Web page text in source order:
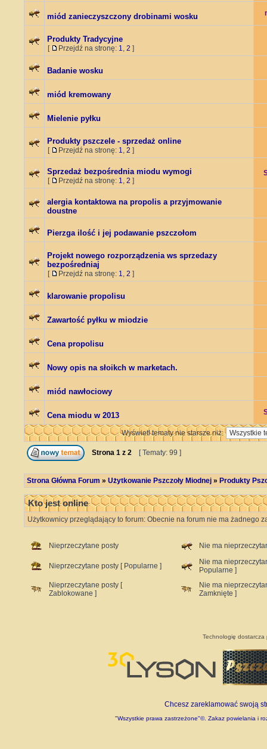
miód zanieczyszczony drobinami wosku
Produkty Tradycyjne
[ Przejdź na stronę: 1, 2 ]
Badanie wosku
miód kremowany
Mielenie pyłku
Produkty pszczele - sprzedaż online
[ Przejdź na stronę: 1, 2 ]
Sprzedaż bezpośrednia miodu wymogi
[ Przejdź na stronę: 1, 2 ]
alergia kontaktowa na propolis a przyjmowanie
doustne
Pierzga ilość i jej podawanie pszczołom
Projekt nowego rozporządzenia ws sprzedazy
bezpośredniaj
[ Przejdź na stronę: 1, 2 ]
klarowanie propolisu
Zawartość pyłku w miodzie
Cena propolisu
Nowy opis na słoikch w marketach.
miód nawłociowy
Cena miodu w 2013
Wyświetl tematy nie starsze niż:
Strona 1 z 2 [ Tematy: 99 ]
Strona Główna Forum » Użytkowanie Pszczoły Miodnej » Produkty
Kto jest online
Użytkownicy przeglądający to forum: Obecnie na forum nie ma żadnego
Nieprzeczytane posty Nie ma
Nieprzeczytane posty [ Popularne ]
Nie ma
Popularne ]
Nieprzeczytane posty [
Zablokowane ]
Nie ma
Zamknięte ]
Technologię dostarcza
Chcesz zareklamować swoją
"Wszystkie prawa zastrzeżone"©. Zakaz powielania i